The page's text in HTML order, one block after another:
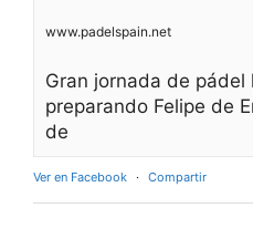
www.padelspain.net
Gran jornada de pádel
preparando Felipe de
de
Ver en Facebook · Compartir